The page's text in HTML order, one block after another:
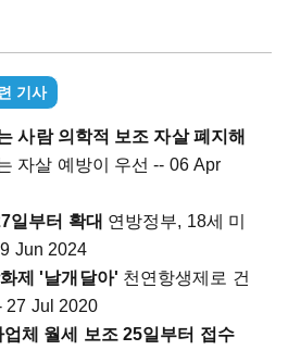
기사
사람 의학적 보조 자살 폐지해
자살 예방이 우선 -- 06 Apr
일부터 확대 연방정부, 18세 미
Jun 2024
제 '날개달아' 천연항생제로 건
27 Jul 2020
업체 월세 보조 25일부터 접수